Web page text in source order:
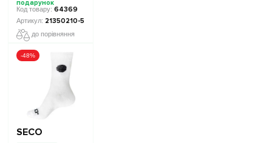
64369
21350210-5
до порівняння
-48%
SECO